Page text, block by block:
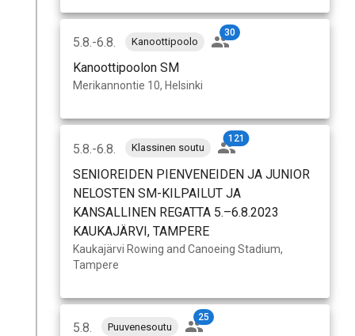
5.8.-6.8. Kanoottipoolo
30
Kanoottipoolon SM
Merikannontie 10, Helsinki
5.8.-6.8. Klassinen soutu
121
SENIOREIDEN PIENVENEIDEN JA JUNIOR
NELOSTEN SM-KILPAILUT JA
KANSALLINEN REGATTA 5.–6.8.2023
KAUKAJÄRVI, TAMPERE
Kaukajärvi Rowing and Canoeing Stadium,
Tampere
5.8. Puuvenesoutu
25